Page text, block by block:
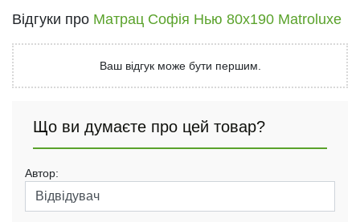
Відгуки про Матрац Софія Нью 80x190 Matroluxe
Ваш відгук може бути першим.
Що ви думаєте про цей товар?
Автор: